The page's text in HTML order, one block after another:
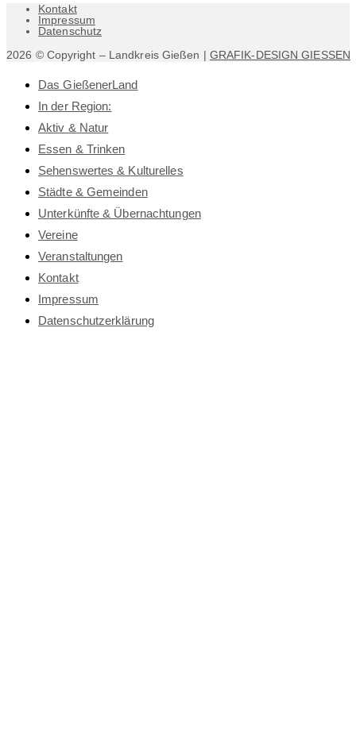
Kontakt
Impressum
Datenschutz
2026 © Copyright – Landkreis Gießen | GRAFIK-DESIGN GIESSEN
Das GießenerLand
In der Region:
Aktiv & Natur
Essen & Trinken
Sehenswertes & Kulturelles
Städte & Gemeinden
Unterkünfte & Übernachtungen
Vereine
Veranstaltungen
Kontakt
Impressum
Datenschutz­erklärung